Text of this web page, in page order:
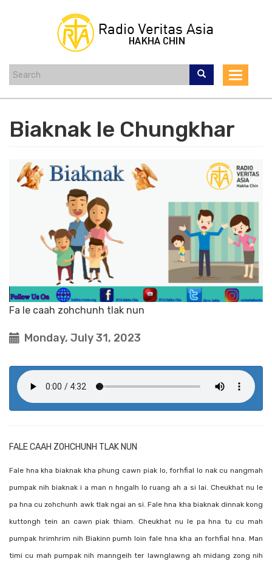
Toggle
Biaknak le Chungkhar
Fa le caah zohchunh tlak nun
Monday, July 31, 2023
FALE CAAH ZOHCHUNH TLAK NUN
Fale hna kha biaknak kha phung cawn piak lo, forhfial lo nak cu nangmah
pumpak nih biaknak i a man n hngalh lo ruang ah a si lai. Cheukhat nu le
pa hna cu zohchunh awk tlak ngai an si. Fale hna kha biaknak dinnak kong
kuttongh tein an cawn piak thiam. Cheukhat nu le pa hna tu cu mah
pumpak hrimhrim nih Biakinn pumh loin fale hna kha an forhfial hna. Man
timi cu mah pumpak nih manngeih ter lawnglawng ah midang zong nih